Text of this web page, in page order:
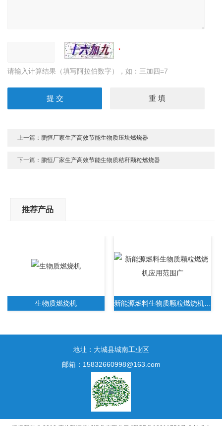
请输入计算结果（填写阿拉伯数字），如：三加四=7
上一篇： 鹏恒厂家生产高效节能生物质压块燃烧器
下一篇： 鹏恒厂家生产高效节能生物质秸秆颗粒燃烧器
推荐产品
生物质燃烧机 新能源燃料生物质颗粒燃烧机应用范围广
新一代生物质木屑颗粒燃烧机无需人工操作
地址：大城县城南工业区
邮箱：15832660998@163.com